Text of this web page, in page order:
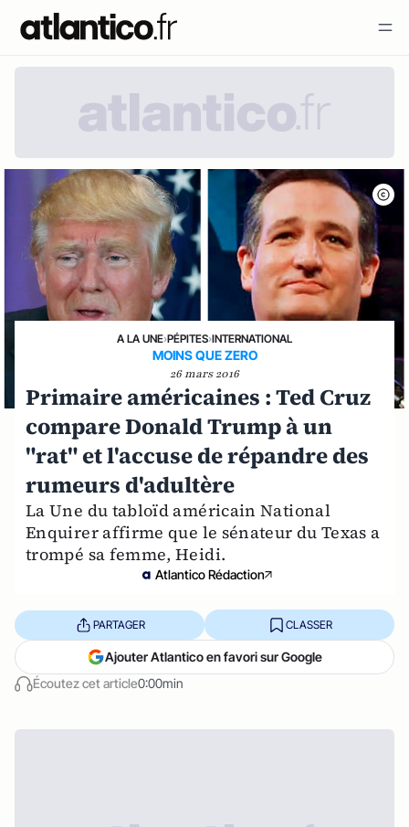
A LA UNE›PÉPITES›INTERNATIONAL
MOINS QUE ZERO
26 mars 2016
Primaire américaines : Ted Cruz
compare Donald Trump à un
"rat" et l'accuse de répandre des
rumeurs d'adultère
La Une du tabloïd américain National
Enquirer affirme que le sénateur du Texas a
trompé sa femme, Heidi.
Atlantico Rédaction
Écoutez cet article0:00min
PARTAGER CLASSER
Ajouter Atlantico en favori sur Google